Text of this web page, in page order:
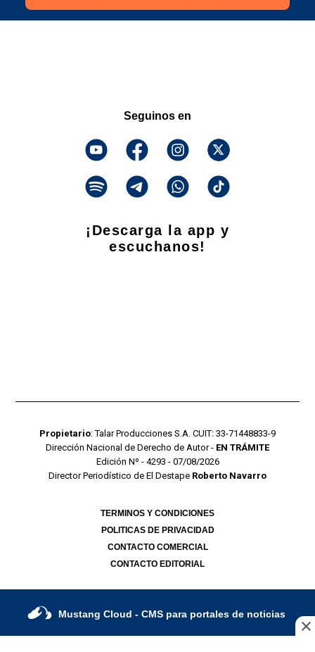
Seguinos en
¡Descarga la app y
escuchanos!
Propietario: Talar Producciones S.A. CUIT: 33-71448833-9
Dirección Nacional de Derecho de Autor - EN TRÁMITE
Edición Nº - 4293 - 07/08/2026
Director Periodístico de El Destape Roberto Navarro
TERMINOS Y CONDICIONES
POLITICAS DE PRIVACIDAD
CONTACTO COMERCIAL
CONTACTO EDITORIAL
Mustang Cloud - CMS para portales de noticias